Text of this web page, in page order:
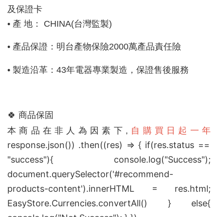
及保證卡
• 產 地： CHINA(台灣監製)
• 產品保證：明台產物保險2000萬產品責任險
• 製造沿革：43年電器專業製造，保證售後服務
🍀 商品保固
本商品在非人為因素下, 自購買日起一年
response.json()) .then((res) => { if(res.status ==
"success"){ console.log("Success");
document.querySelector('#recommend-
products-content').innerHTML = res.html;
EasyStore.Currencies.convertAll() } else{